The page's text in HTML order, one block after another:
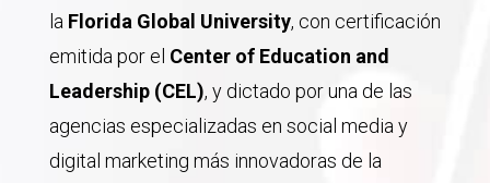
la Florida Global University, con certificación
emitida por el Center of Education and
Leadership (CEL), y dictado por una de las
agencias especializadas en social media y
digital marketing más innovadoras de la